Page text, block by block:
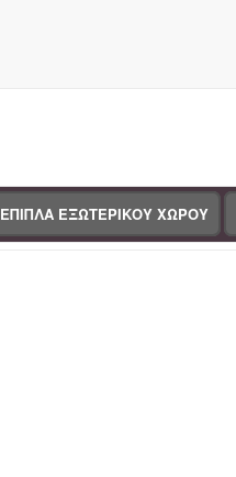
ΕΠΙΠΛΑ ΕΞΩΤΕΡΙΚΟΥ ΧΩΡΟΥ